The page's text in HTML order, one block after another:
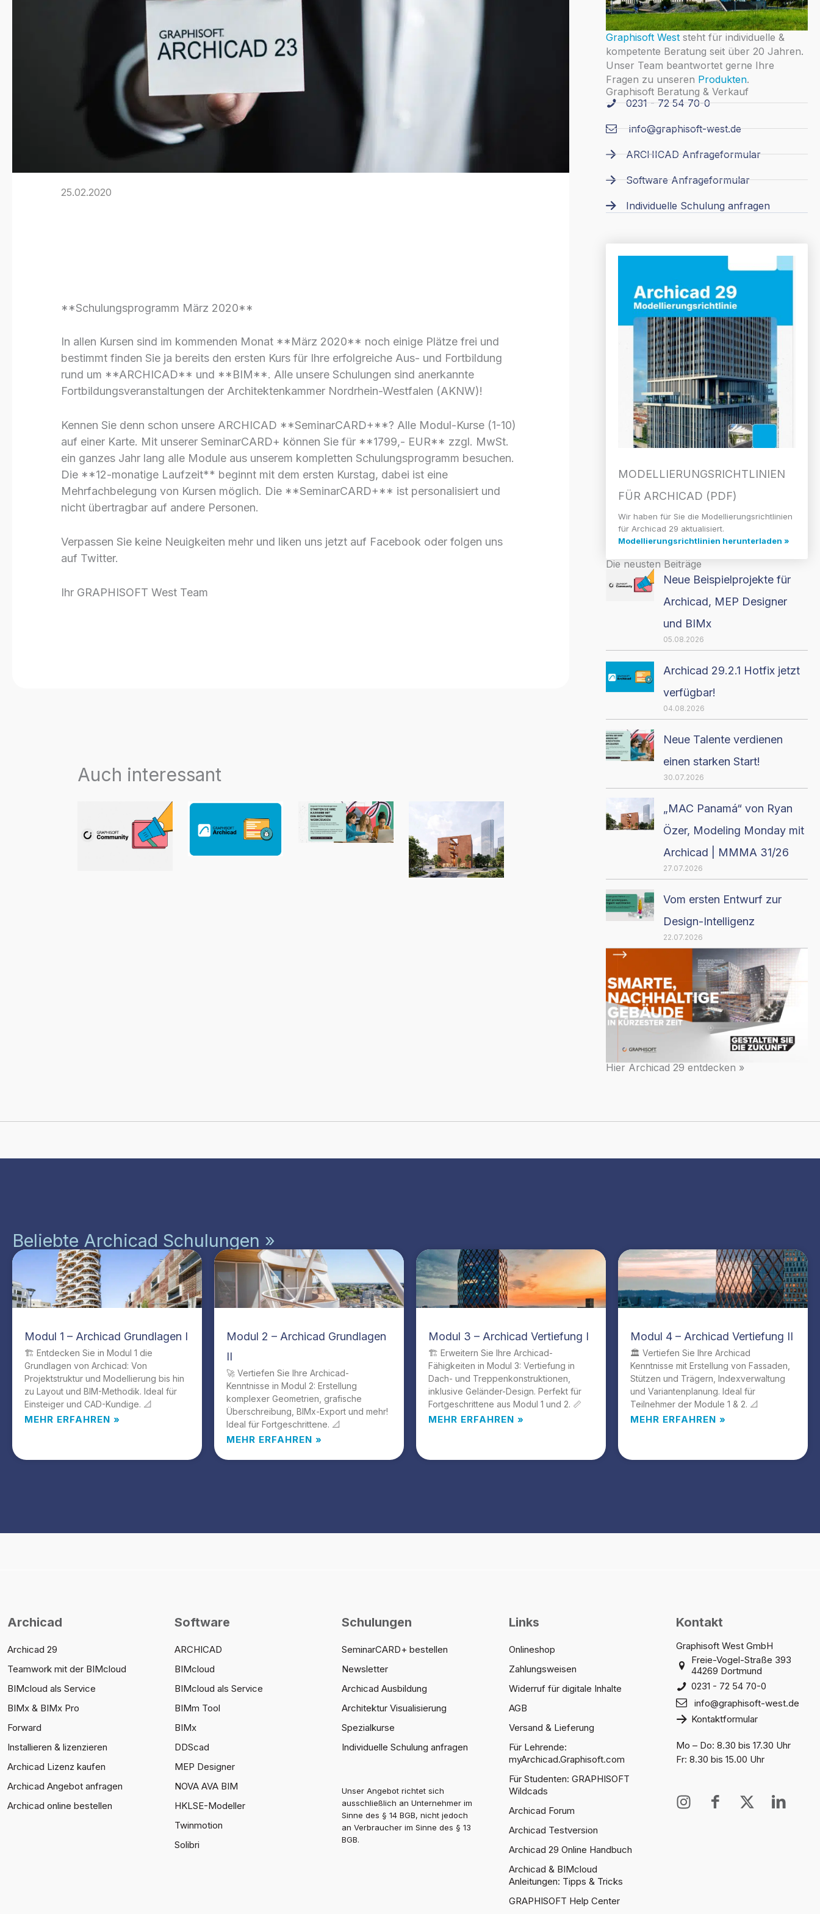
25.02.2020
**Schulungsprogramm März 2020**
In allen Kursen sind im kommenden Monat **März 2020** noch einige Plätze frei und
bestimmt finden Sie ja bereits den ersten Kurs für Ihre erfolgreiche Aus- und Fortbildung
rund um **ARCHICAD** und **BIM**. Alle unsere Schulungen sind anerkannte
Fortbildungsveranstaltungen der Architektenkammer Nordrhein-Westfalen (AKNW)!
Kennen Sie denn schon unsere ARCHICAD **SeminarCARD+**? Alle Modul-Kurse (1-10)
auf einer Karte. Mit unserer SeminarCARD+ können Sie für **1799,- EUR** zzgl. MwSt.
ein ganzes Jahr lang alle Module aus unserem kompletten Schulungsprogramm besuchen.
Die **12-monatige Laufzeit** beginnt mit dem ersten Kurstag, dabei ist eine
Mehrfachbelegung von Kursen möglich. Die **SeminarCARD+** ist personalisiert und
nicht übertragbar auf andere Personen.
Verpassen Sie keine Neuigkeiten mehr und liken uns jetzt auf Facebook oder folgen uns
auf Twitter.
Ihr GRAPHISOFT West Team
Auch interessant
Graphisoft Weststeht für individuelle &
kompetente Beratung seit über 20 Jahren.
Unser Team beantwortet gerne Ihre
Fragen zu unseren Produkten.
Graphisoft Beratung & Verkauf
0231 - 72 54 70-0
info@graphisoft-west.de
ARCHICAD Anfrageformular
Software Anfrageformular
Individuelle Schulung anfragen
MODELLIERUNGS­RICHTLINIEN
FÜR ARCHICAD (PDF)
Wir haben für Sie die Modellierungsrichtlinien
für Archicad 29 aktualisiert.
Modellierungsrichtlinien herunterladen »
Die neusten Beiträge
Neue Beispielprojekte für
Archicad, MEP Designer
und BIMx
05.08.2026
Archicad 29.2.1 Hotfix jetzt
verfügbar!
04.08.2026
Neue Talente verdienen
einen starken Start!
30.07.2026
„MAC Panamá“ von Ryan
Özer, Modeling Monday mit
Archicad | MMMA 31/26
27.07.2026
Vom ersten Entwurf zur
Design-Intelligenz
22.07.2026
Hier Archicad 29 entdecken »
Beliebte Archicad Schulungen »
Modul 1 – Archicad Grundlagen I
🏗️ Entdecken Sie in Modul 1 die
Grundlagen von Archicad: Von
Projektstruktur und Modellierung bis hin
zu Layout und BIM-Methodik. Ideal für
Einsteiger und CAD-Kundige. 📐
MEHR ERFAHREN »
Modul 2 – Archicad Grundlagen
II
🚀 Vertiefen Sie Ihre Archicad-
Kenntnisse in Modul 2: Erstellung
komplexer Geometrien, grafische
Überschreibung, BIMx-Export und mehr!
Ideal für Fortgeschrittene. 📐
MEHR ERFAHREN »
Modul 3 – Archicad Vertiefung I
🏗️ Erweitern Sie Ihre Archicad-
Fähigkeiten in Modul 3: Vertiefung in
Dach- und Treppenkonstruktionen,
inklusive Geländer-Design. Perfekt für
Fortgeschrittene aus Modul 1 und 2. 📏
MEHR ERFAHREN »
Modul 4 – Archicad Vertiefung II
🏛️ Vertiefen Sie Ihre Archicad
Kenntnisse mit Erstellung von Fassaden,
Stützen und Trägern, Indexverwaltung
und Variantenplanung. Ideal für
Teilnehmer der Module 1 & 2. 📐
MEHR ERFAHREN »
Archicad
Archicad 29
Teamwork mit der BIMcloud
BIMcloud als Service
BIMx & BIMx Pro
Forward
Installieren & lizenzieren
Archicad Lizenz kaufen
Archicad Angebot anfragen
Archicad online bestellen
Software
ARCHICAD
BIMcloud
BIMcloud als Service
BIMm Tool
BIMx
DDScad
MEP Designer
NOVA AVA BIM
HKLSE-Modeller
Twinmotion
Solibri
Schulungen
SeminarCARD+ bestellen
Newsletter
Archicad Ausbildung
Architektur Visualisierung
Spezialkurse
Individuelle Schulung anfragen
Unser Angebot richtet sich
ausschließlich an Unternehmer im
Sinne des § 14 BGB, nicht jedoch
an Verbraucher im Sinne des § 13
BGB.
Links
Onlineshop
Zahlungsweisen
Widerruf für digitale Inhalte
AGB
Versand & Lieferung
Für Lehrende:
myArchicad.Graphisoft.com
Für Studenten: GRAPHISOFT
Wildcads
Archicad Forum
Archicad Testversion
Archicad 29 Online Handbuch
Archicad & BIMcloud
Anleitungen: Tipps & Tricks
GRAPHISOFT Help Center
Kontakt
Graphisoft West GmbH
Freie-Vogel-Straße 393
44269 Dortmund
0231 - 72 54 70-0
info@graphisoft-west.de
Kontaktformular
Mo – Do: 8.30 bis 17.30 Uhr
Fr: 8.30 bis 15.00 Uhr
I
I
X
I